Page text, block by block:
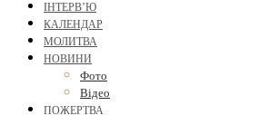
ІНТЕРВ’Ю
КАЛЕНДАР
МОЛИТВА
НОВИНИ
Фото
Відео
ПОЖЕРТВА